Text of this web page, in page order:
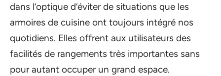
dans l’optique d’éviter de situations que les
armoires de cuisine ont toujours intégré nos
quotidiens. Elles offrent aux utilisateurs des
facilités de rangements très importantes sans
pour autant occuper un grand espace.